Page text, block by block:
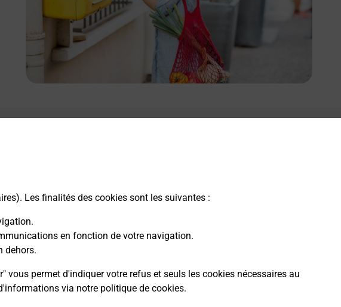
Les finalités des cookies sont les suivantes :
en fonction de votre navigation.
dehors.
vous permet d'indiquer votre refus et seuls les cookies nécessaires au
via notre politique de cookies.